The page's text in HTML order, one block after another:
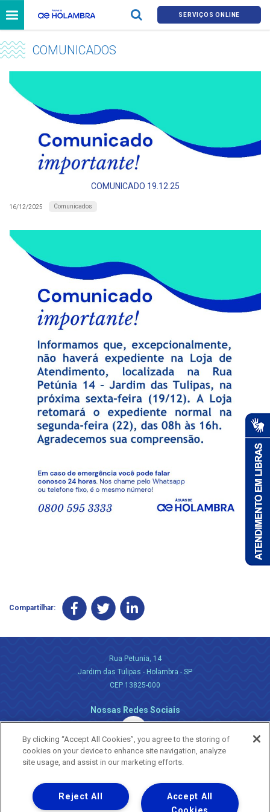
SERVIÇOS ONLINE
COMUNICADOS
COMUNICADO 19.12.25
16/12/2025 Comunicados
Compartilhar:
Rua Petunia, 14
Jardim das Tulipas - Holambra - SP
CEP 13825-000
Nossas Redes Sociais
Uma empresa
Copyright ® 2026 - Todos os Direitos Reservados.
By clicking “Accept All Cookies”, you agree to the storing of
cookies on your device to enhance site navigation, analyze
site usage, and assist in our marketing efforts.
Accept All
Reject All